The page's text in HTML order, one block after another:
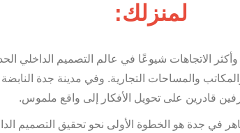
لمنزلك:
الاتجاهات شيوعًا في عالم التصميم الداخلي
والمساحات التجارية. وفي مدينة جدة النابضة
قادرين على تحويل الأفكار إلى واقع ملموس.
في جدة هو الخطوة الأولى نحو تحقيق التصميم